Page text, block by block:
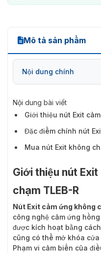
Mô tả sản phẩm
Nội dung chính
Nội dung bài viết
Giới thiệu nút Exit
Đặc điểm chính nút
Mua nút Exit không
Giới thiệu nút
chạm TLEB-R
Nút Exit cảm ứng không
công nghệ cảm ứng
được kích hoạt bằng
cũng có thể mở khóa
Phạm vi cảm biến của